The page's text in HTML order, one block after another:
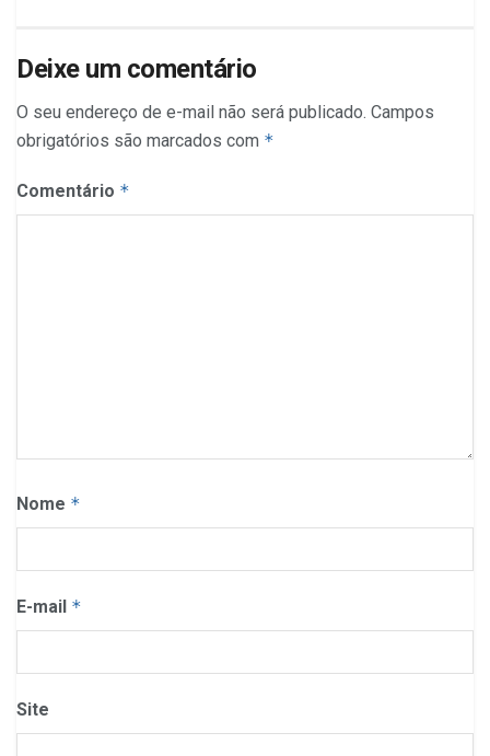
Deixe um comentário
O seu endereço de e-mail não será publicado. Campos
obrigatórios são marcados com *
Comentário *
Nome *
E-mail *
Site